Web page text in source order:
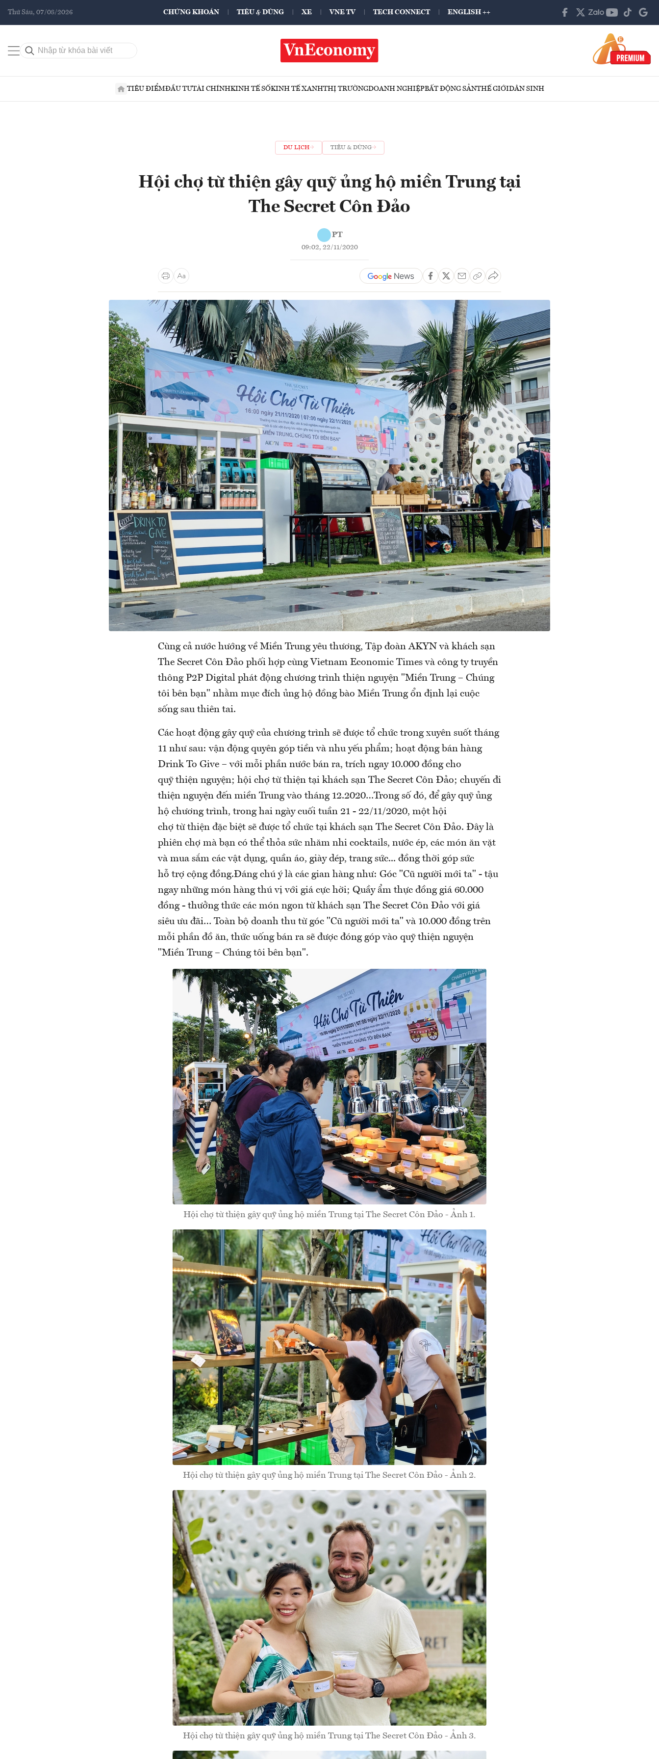
Thứ Sáu, 07/08/2026 CHỨNG KHOÁN TIÊU & DÙNG XE VNE TV TECH CONNECT ENGLISH ++
TIÊU ĐIỂMĐẦU TƯTÀI CHÍNHKINH TẾ SỐKINH TẾ XANHTHỊ TRƯỜNGDOANH NGHIỆPBẤT ĐỘNG SẢNTHẾ GIỚIDÂN SINH
DU LỊCH TIÊU & DÙNG
Hội chợ từ thiện gây quỹ ủng hộ miền Trung tại
The Secret Côn Đảo
PT
09:02, 22/11/2020
Cùng cả nước hướng về Miền Trung yêu thương, Tập đoàn AKYN và khách sạn
The Secret Côn Đảo phối hợp cùng Vietnam Economic Times và công ty truyền
thông P2P Digital phát động chương trình thiện nguyện "Miền Trung – Chúng
tôi bên bạn" nhằm mục đích ủng hộ đồng bào Miền Trung ổn định lại cuộc
sống sau thiên tai.
Các hoạt động gây quỹ của chương trình sẽ được tổ chức trong xuyên suốt tháng
11 như sau: vận động quyên góp tiền và nhu yếu phẩm; hoạt động bán hàng
Drink To Give – với mỗi phần nước bán ra, trích ngay 10.000 đồng cho
quỹ thiện nguyện; hội chợ từ thiện tại khách sạn The Secret Côn Đảo; chuyến đi
thiện nguyện đến miền Trung vào tháng 12.2020…Trong số đó, để gây quỹ ủng
hộ chương trình, trong hai ngày cuối tuần 21 - 22/11/2020, một hội
chợ từ thiện đặc biệt sẽ được tổ chức tại khách sạn The Secret Côn Đảo. Đây là
phiên chợ mà bạn có thể thỏa sức nhăm nhi cocktails, nước ép, các món ăn vặt
và mua sắm các vật dụng, quần áo, giày dép, trang sức... đồng thời góp sức
hỗ trợ cộng đồng.Đáng chú ý là các gian hàng như: Góc "Cũ người mới ta" - tậu
ngay những món hàng thú vị với giá cực hời; Quầy ẩm thực đồng giá 60.000
đồng - thưởng thức các món ngon từ khách sạn The Secret Côn Đảo với giá
siêu ưu đãi… Toàn bộ doanh thu từ góc "Cũ người mới ta" và 10.000 đồng trên
mỗi phần đồ ăn, thức uống bán ra sẽ được đóng góp vào quỹ thiện nguyện
"Miền Trung – Chúng tôi bên bạn".
Hội chợ từ thiện gây quỹ ủng hộ miền Trung tại The Secret Côn Đảo - Ảnh 1.
Hội chợ từ thiện gây quỹ ủng hộ miền Trung tại The Secret Côn Đảo - Ảnh 2.
Hội chợ từ thiện gây quỹ ủng hộ miền Trung tại The Secret Côn Đảo - Ảnh 3.